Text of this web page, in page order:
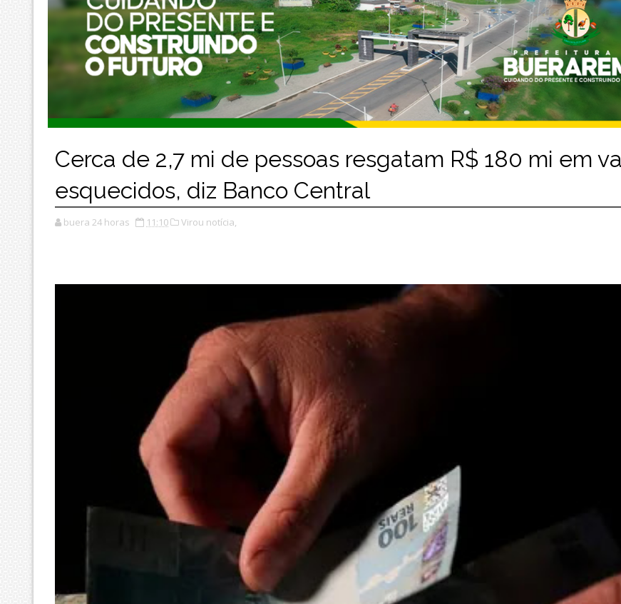
Cerca de 2,7 mi de pessoas resgatam R$ 180 mi em
esquecidos, diz Banco Central
buera 24 horas 11:10 Virou notícia,